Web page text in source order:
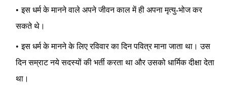
इस धर्म के मानने वाले अपने जीवन काल में ही अपना मृत्यु-भोज कर
सकते थे।
इस धर्म के मानने के लिए रविवार का दिन पवित्र माना जाता था। उस
दिन सम्राट नये सदस्यों की भर्ती करता था और उसको धार्मिक दीक्षा देता
था।